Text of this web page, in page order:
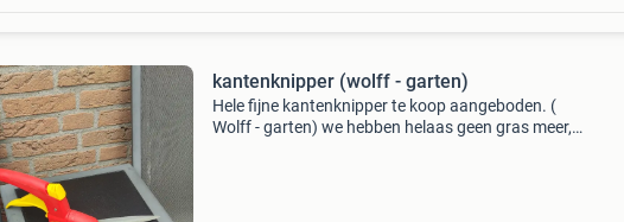
kantenknipper (wolff - garten)
Hele fijne kantenknipper te koop aangeboden. (
Wolff - garten) we hebben helaas geen gras meer,